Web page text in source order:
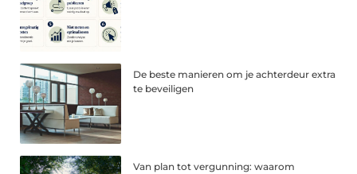
De beste manieren om je achterdeur extra
te beveiligen
Van plan tot vergunning: waarom